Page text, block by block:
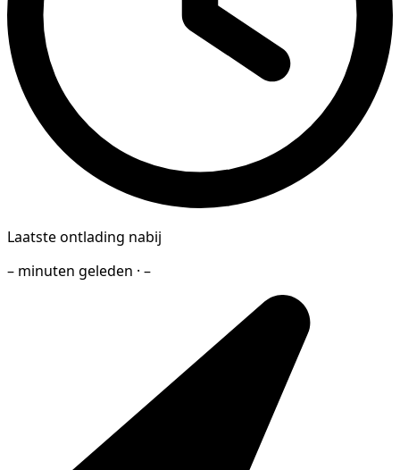
Laatste ontlading nabij
– minuten geleden · –